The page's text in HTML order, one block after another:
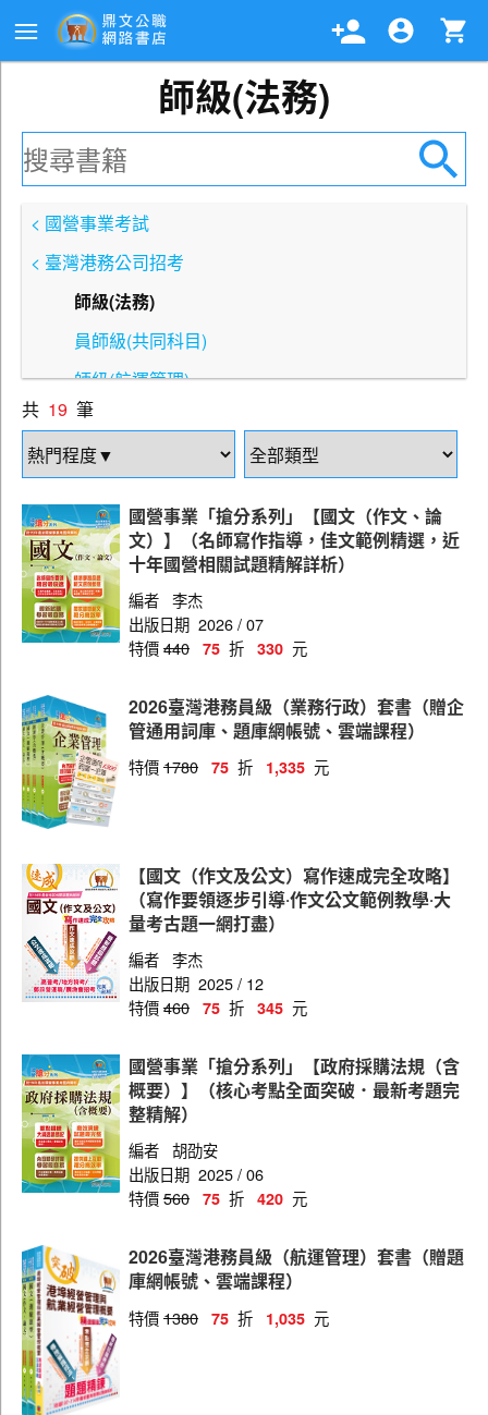
師級(法務)
< 國營事業考試
< 臺灣港務公司招考
師級(法務)
員師級(共同科目)
師級(航運管理)
師級(業務管理)
師級(會計)
師級(環保)
師級(資訊)
師級(電機)
師級(機械)
師級(行銷外語(英語))
員級(一般行政)
員級(業務行政)
員級(會計)
員級(環保)
員級(機械)
員級(電機)
員級(資訊)
員級(貨櫃場站管理)
師級(貨櫃場站管理)
員級(交通管理)
共 19 筆
國營事業「搶分系列」【國文（作文、論
文）】（名師寫作指導，佳文範例精選，近
十年國營相關試題精解詳析）
編者 李杰
出版日期 2026 / 07
特價440 75 折 330 元
2026臺灣港務員級（業務行政）套書（贈企
管通用詞庫、題庫網帳號、雲端課程）
特價1780 75 折 1,335 元
【國文（作文及公文）寫作速成完全攻略】
（寫作要領逐步引導‧作文公文範例教學‧大
量考古題一網打盡）
編者 李杰
出版日期 2025 / 12
特價460 75 折 345 元
國營事業「搶分系列」【政府採購法規（含
概要）】（核心考點全面突破．最新考題完
整精解）
編者 胡劭安
出版日期 2025 / 06
特價560 75 折 420 元
2026臺灣港務員級（航運管理）套書（贈題
庫網帳號、雲端課程）
特價1380 75 折 1,035 元